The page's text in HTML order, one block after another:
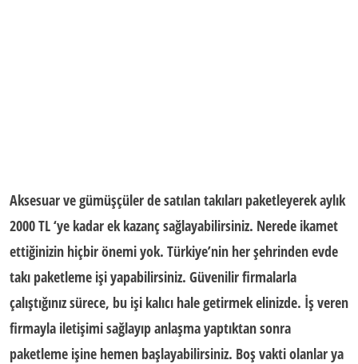
Aksesuar ve gümüşçüler de satılan takıları paketleyerek aylık
2000 TL ‘ye kadar ek kazanç sağlayabilirsiniz. Nerede ikamet
ettiğinizin hiçbir önemi yok. Türkiye’nin her şehrindenevde
takı paketleme işiyapabilirsiniz. Güvenilir firmalarla
çalıştığınız sürece, bu işi kalıcı hale getirmek elinizde. İş veren
firmayla iletişimi sağlayıp anlaşma yaptıktan sonra
paketleme işine hemen başlayabilirsiniz. Boş vakti olanlar ya